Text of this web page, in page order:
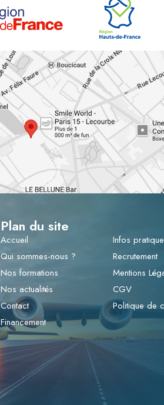
Plan du site
Accueil
Qui sommes-nous ?
Nos formations
Nos actualités
Contact
Financement
Infos
Recrutement
Mentions
CGV
Politique de